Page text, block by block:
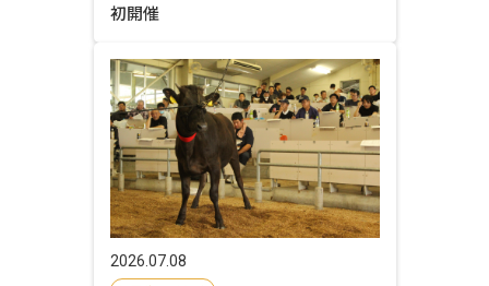
初開催
2026.07.08